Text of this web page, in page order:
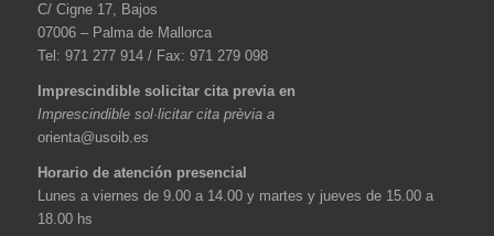
C/ Cigne 17, Bajos
07006 – Palma de Mallorca
Tel: 971 277 914 / Fax: 971 279 098
Imprescindible solicitar cita previa en
Imprescindible sol·licitar cita prèvia a
orienta@usoib.es
Horario de atención presencial
Lunes a viernes de 9.00 a 14.00 y martes y jueves de 15.00 a
18.00 hs